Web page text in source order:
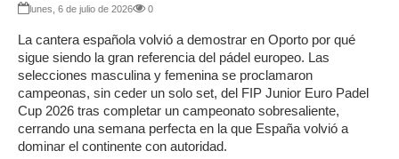
lunes, 6 de julio de 2026 0
La cantera española volvió a demostrar en Oporto por qué
sigue siendo la gran referencia del pádel europeo. Las
selecciones masculina y femenina se proclamaron
campeonas, sin ceder un solo set, del FIP Junior Euro Padel
Cup 2026 tras completar un campeonato sobresaliente,
cerrando una semana perfecta en la que España volvió a
dominar el continente con autoridad.